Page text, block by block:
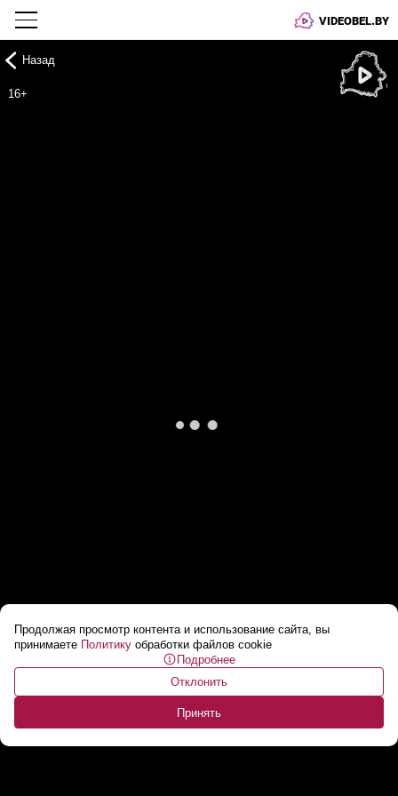
VIDEOBEL.BY
Продолжая просмотр контента и использование сайта, вы
принимаете Политику обработки файлов cookie
Подробнее
Отклонить
Принять
Назад
16+
Лукашенко: Мы готовы для Кубы сделать
ВСЕ, на что мы способны! // Встреча с вице-